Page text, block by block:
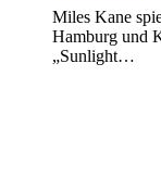
Miles Kane
Hamburg und
„Sunlight…